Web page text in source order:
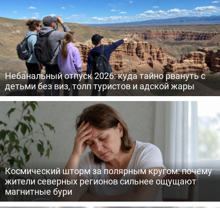
Небанальный отпуск 2026: куда тайно рвануть с
детьми без виз, толп туристов и адской жары
Космический шторм за полярным кругом: почему
жители северных регионов сильнее ощущают
магнитные бури